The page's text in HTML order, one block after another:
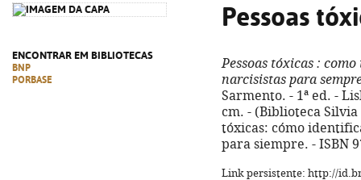
ENCONTRAR EM BIBLIOTECAS
BNP
PORBASE
Pessoas
Pessoas tóxicas : como
narcisistas para
Sarmento. - 1ª ed. -
cm. - (Biblioteca Silvia
tóxicas: cómo
para siempre. - ISBN
Link persistente: http://